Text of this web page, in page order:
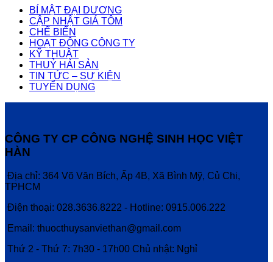
BÍ MẬT ĐẠI DƯƠNG
CẬP NHẬT GIÁ TÔM
CHẾ BIẾN
HOẠT ĐỘNG CÔNG TY
KỸ THUẬT
THUỶ HẢI SẢN
TIN TỨC – SỰ KIỆN
TUYỂN DỤNG
CÔNG TY CP CÔNG NGHỆ SINH HỌC VIỆT
HÀN
Địa chỉ: 364 Võ Văn Bích, Ấp 4B, Xã Bình Mỹ, Củ Chi,
TPHCM
Điện thoại: 028.3636.8222 - Hotline: 0915.006.222
Email: thuocthuysanviethan@gmail.com
Thứ 2 - Thứ 7: 7h30 - 17h00 Chủ nhật: Nghỉ